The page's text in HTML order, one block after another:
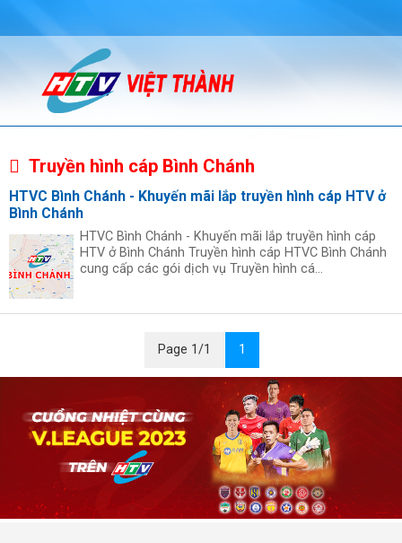
Truyền hình cáp Bình Chánh
HTVC Bình Chánh - Khuyến mãi lắp truyền hình cáp HTV ở
Bình Chánh
HTVC Bình Chánh - Khuyến mãi lắp truyền hình cáp
HTV ở Bình Chánh Truyền hình cáp HTVC Bình Chánh
cung cấp các gói dịch vụ Truyền hình cá...
Page 1/1 1